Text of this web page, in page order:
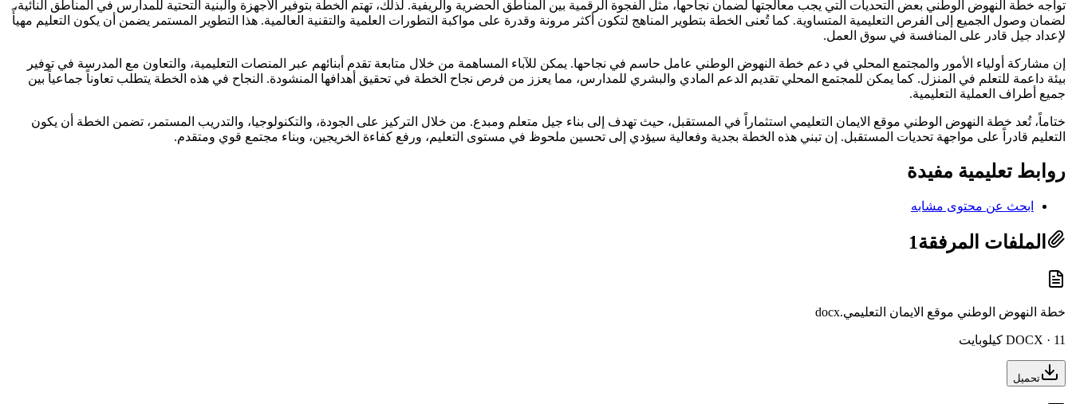
تواجه خطة النهوض الوطني بعض التحديات التي يجب معالجتها لضمان نجاحها، مثل الفجوة الرقمية بين المناطق الحضرية والريفية. لذلك، تهتم الخطة بتوفير الأجهزة والبنية التحتية للمدارس في المناطق النائية،
لضمان وصول الجميع إلى الفرص التعليمية المتساوية. كما تُعنى الخطة بتطوير المناهج لتكون أكثر مرونة وقدرة على مواكبة التطورات العلمية والتقنية العالمية. هذا التطوير المستمر يضمن أن يكون التعليم مهيأً
لإعداد جيل قادر على المنافسة في سوق العمل.
إن مشاركة أولياء الأمور والمجتمع المحلي في دعم خطة النهوض الوطني عامل حاسم في نجاحها. يمكن للآباء المساهمة من خلال متابعة تقدم أبنائهم عبر المنصات التعليمية، والتعاون مع المدرسة في توفير
بيئة داعمة للتعلم في المنزل. كما يمكن للمجتمع المحلي تقديم الدعم المادي والبشري للمدارس، مما يعزز من فرص نجاح الخطة في تحقيق أهدافها المنشودة. النجاح في هذه الخطة يتطلب تعاوناً جماعياً بين
جميع أطراف العملية التعليمية.
ختاماً، تُعد خطة النهوض الوطني موقع الايمان التعليمي استثماراً في المستقبل، حيث تهدف إلى بناء جيل متعلم ومبدع. من خلال التركيز على الجودة، والتكنولوجيا، والتدريب المستمر، تضمن الخطة أن يكون
التعليم قادراً على مواجهة تحديات المستقبل. إن تبني هذه الخطة بجدية وفعالية سيؤدي إلى تحسين ملحوظ في مستوى التعليم، ورفع كفاءة الخريجين، وبناء مجتمع قوي ومتقدم.
روابط تعليمية مفيدة
ابحث عن محتوى مشابه
الملفات المرفقة1
خطة النهوض الوطني موقع الايمان التعليمي.docx
DOCX · 11 كيلوبايت
تحميل